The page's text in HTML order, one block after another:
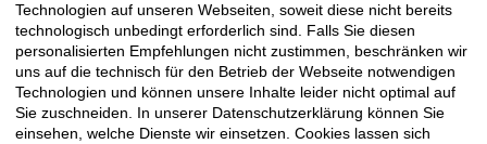
Mehr
Technologien auf unseren Webseiten, soweit diese nicht bereits
technologisch unbedingt erforderlich sind. Falls Sie diesen
personalisierten Empfehlungen nicht zustimmen, beschränken wir
uns auf die technisch für den Betrieb der Webseite notwendigen
Technologien und können unsere Inhalte leider nicht optimal auf
Sie zuschneiden. In unserer Datenschutzerklärung können Sie
einsehen, welche Dienste wir einsetzen. Cookies lassen sich